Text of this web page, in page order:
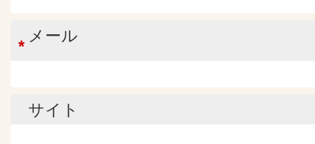
メール
*
サイト